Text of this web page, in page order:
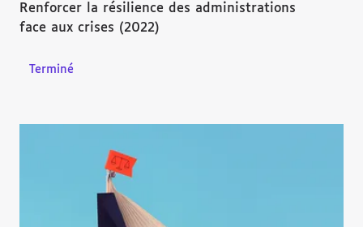
Renforcer la résilience des administrations
face aux crises (2022)
Terminé